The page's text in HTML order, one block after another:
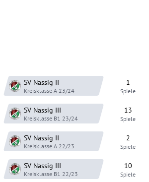
SV Nassig II
Kreisklasse A 23/24
1
Spiele
SV Nassig III
Kreisklasse B1 23/24
13
Spiele
SV Nassig II
Kreisklasse A 22/23
2
Spiele
SV Nassig III
Kreisklasse B1 22/23
10
Spiele